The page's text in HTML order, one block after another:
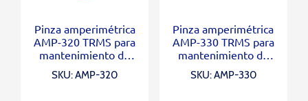
Pinza amperimétrica
AMP-320 TRMS para
mantenimiento de
motores eléctricos
SKU: AMP-320
Pinza amperimétrica
AMP-330 TRMS para
mantenimiento de
motores industriales
SKU: AMP-330